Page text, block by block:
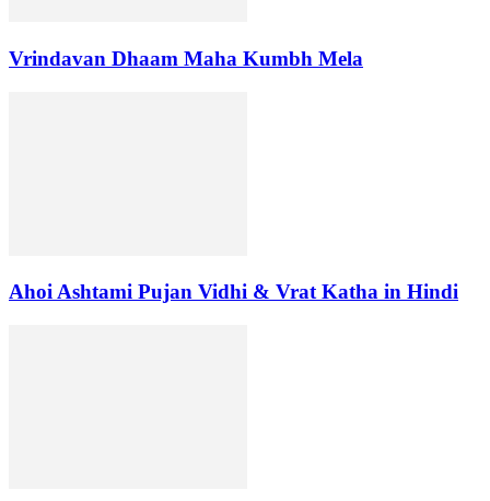
Vrindavan Dhaam Maha Kumbh Mela
Ahoi Ashtami Pujan Vidhi & Vrat Katha in Hindi